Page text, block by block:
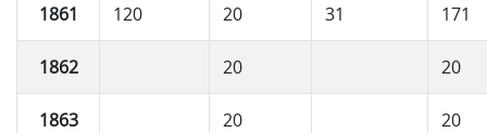
1861 120 20 31 171
1862 20 20
1863 20 20